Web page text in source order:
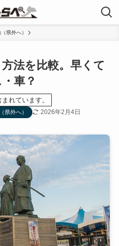
県外へ）
法を比較。早くて
車？
れています。
県外へ） 2026年2月4日